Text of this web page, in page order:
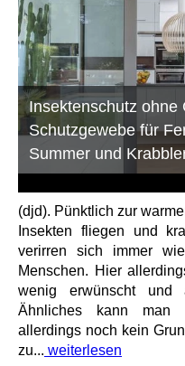
Insektenschutz ohne
Schutzgewebe für
Summer und
(djd). Pünktlich zur
Insekten fliegen und
verirren sich immer
Menschen. Hier
wenig erwünscht und
Ähnliches kann man
allerdings noch kein
zu... weiterlesen